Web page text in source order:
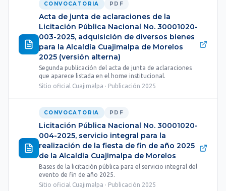
CONVOCATORIA PDF
Acta de junta de aclaraciones de la
Licitación Pública Nacional No. 30001020-
003-2025, adquisición de diversos bienes
para la Alcaldía Cuajimalpa de Morelos
2025 (versión alterna)
Segunda publicación del acta de junta de aclaraciones
que aparece listada en el home institucional.
Sitio oficial Cuajimalpa · Publicación 2025
CONVOCATORIA PDF
Licitación Pública Nacional No. 30001020-
004-2025, servicio integral para la
realización de la fiesta de fin de año 2025
de la Alcaldía Cuajimalpa de Morelos
Bases de la licitación pública para el servicio integral del
evento de fin de año 2025.
Sitio oficial Cuajimalpa · Publicación 2025